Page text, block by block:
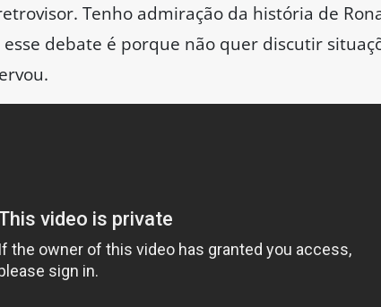
Tenho admiração da história de
debate é porque não quer discutir